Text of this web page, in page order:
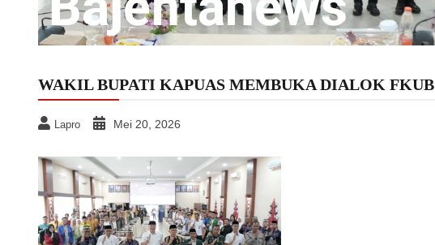
WAKIL BUPATI KAPUAS MEMBUKA DIALOK FKUB
Lapro Mei 20, 2026